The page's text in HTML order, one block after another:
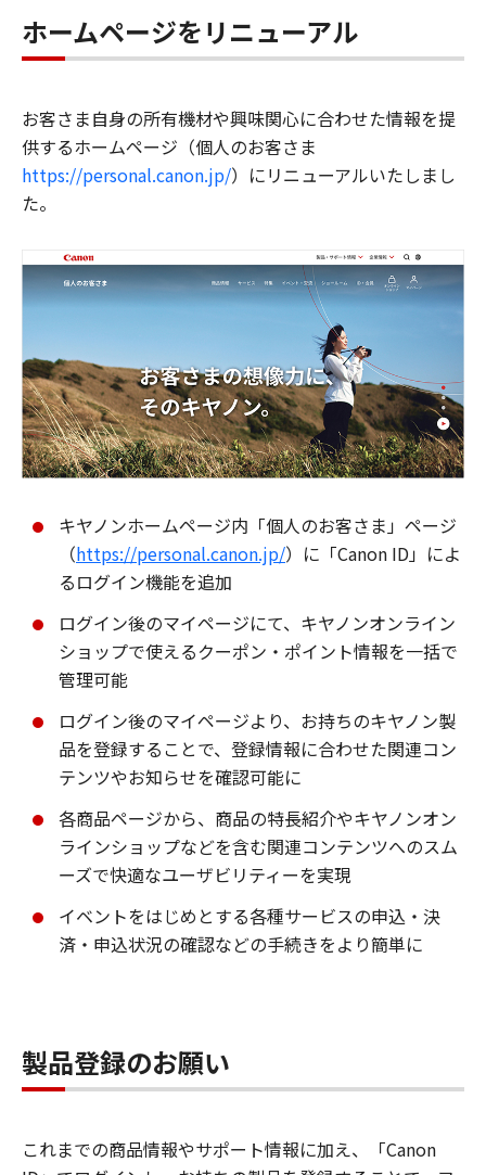
ホームページをリニューアル
お客さま自身の所有機材や興味関心に合わせた情報を提
供するホームページ（個人のお客さま
https://personal.canon.jp/）にリニューアルいたしまし
た。
キヤノンホームページ内「個人のお客さま」ページ
（https://personal.canon.jp/）に「Canon ID」によ
るログイン機能を追加
ログイン後のマイページにて、キヤノンオンライン
ショップで使えるクーポン・ポイント情報を一括で
管理可能
ログイン後のマイページより、お持ちのキヤノン製
品を登録することで、登録情報に合わせた関連コン
テンツやお知らせを確認可能に
各商品ページから、商品の特長紹介やキヤノンオン
ラインショップなどを含む関連コンテンツへのスム
ーズで快適なユーザビリティーを実現
イベントをはじめとする各種サービスの申込・決
済・申込状況の確認などの手続きをより簡単に
製品登録のお願い
これまでの商品情報やサポート情報に加え、「Canon